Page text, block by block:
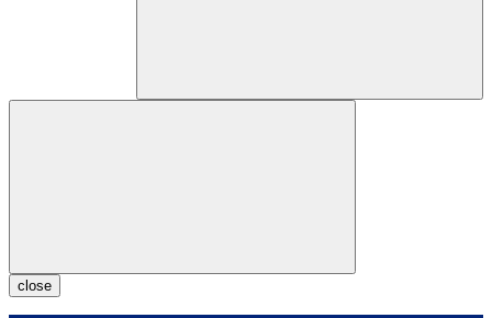
close